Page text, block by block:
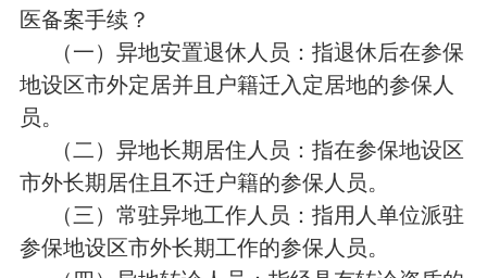
医备案手续？
（一）异地安置退休人员：指退休后在参保
地设区市外定居并且户籍迁入定居地的参保人
员。
（二）异地长期居住人员：指在参保地设区
市外长期居住且不迁户籍的参保人员。
（三）常驻异地工作人员：指用人单位派驻
参保地设区市外长期工作的参保人员。